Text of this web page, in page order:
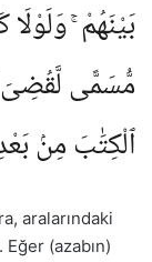
بَيْنَهُمْ
مُّسَمًّى لَّقُضِىَ
ٱلْكِتَٰبَ مِنۢ
aralarındaki
Eğer (azabın)